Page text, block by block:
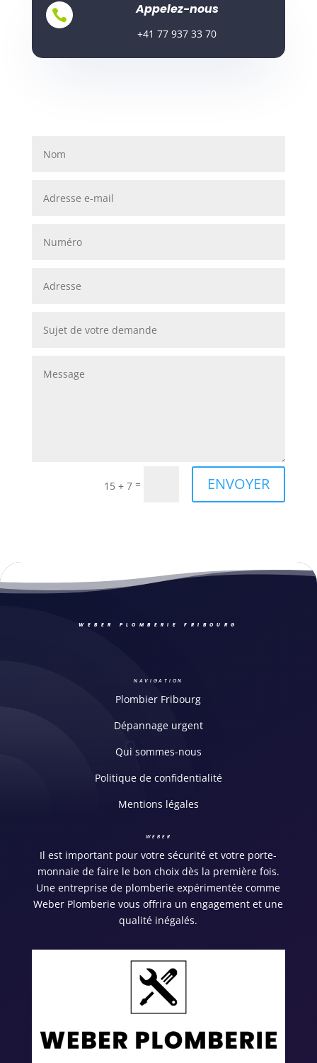
 Appelez-nous
+41 77 937 33 70
15 + 7 = ENVOYER
WEBER PLOMBERIE FRIBOURG
NAVIGATION
Plombier Fribourg
Dépannage urgent
Qui sommes-nous
Politique de confidentialité
Mentions légales
WEBER
Il est important pour votre sécurité et votre porte-
monnaie de faire le bon choix dès la première fois.
Une entreprise de plomberie expérimentée comme
Weber Plomberie vous offrira un engagement et une
qualité inégalés.